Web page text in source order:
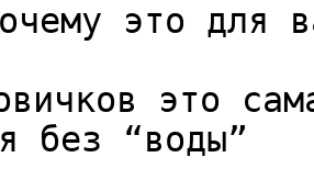
это для
это
без “воды”